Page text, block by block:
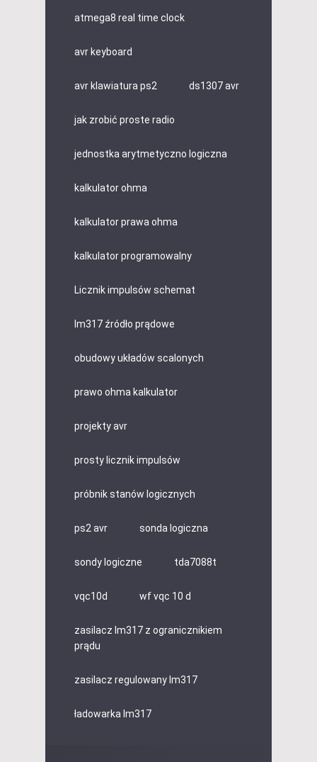
atmega8 real time clock
avr keyboard
avr klawiatura ps2 ds1307 avr
jak zrobić proste radio
jednostka arytmetyczno logiczna
kalkulator ohma
kalkulator prawa ohma
kalkulator programowalny
Licznik impulsów schemat
lm317 źródło prądowe
obudowy układów scalonych
prawo ohma kalkulator
projekty avr
prosty licznik impulsów
próbnik stanów logicznych
ps2 avr sonda logiczna
sondy logiczne tda7088t
vqc10d wf vqc 10 d
zasilacz lm317 z ogranicznikiem
prądu
zasilacz regulowany lm317
ładowarka lm317